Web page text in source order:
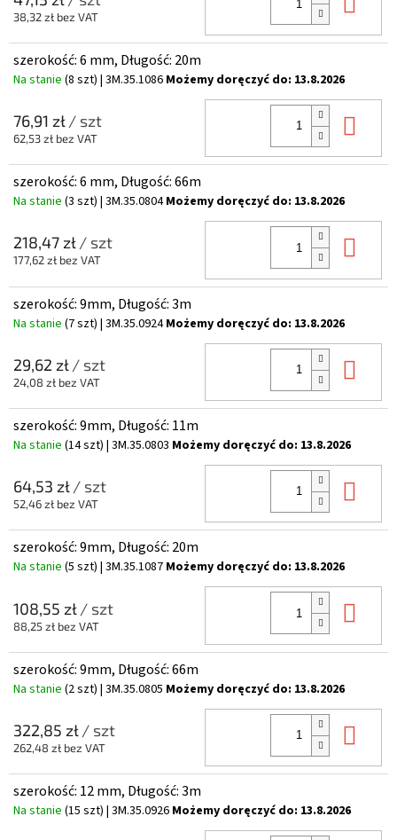
38,32 zł bez VAT
szerokość: 6 mm, Długość: 20m
Na stanie (8 szt) | 3M.35.1086 Możemy doręczyć do: 13.8.2026
76,91 zł/ szt
62,53 zł bez VAT
szerokość: 6 mm, Długość: 66m
Na stanie (3 szt) | 3M.35.0804Możemy doręczyć do: 13.8.2026
218,47 zł/ szt
177,62 zł bez VAT
szerokość: 9mm, Długość: 3m
Na stanie (7 szt) | 3M.35.0924Możemy doręczyć do: 13.8.2026
29,62 zł/ szt
24,08 zł bez VAT
szerokość: 9mm, Długość: 11m
Na stanie (14 szt) | 3M.35.0803 Możemy doręczyć do: 13.8.2026
64,53 zł/ szt
52,46 zł bez VAT
szerokość: 9mm, Długość: 20m
Na stanie (5 szt) | 3M.35.1087 Możemy doręczyć do: 13.8.2026
108,55 zł/ szt
88,25 zł bez VAT
szerokość: 9mm, Długość: 66m
Na stanie (2 szt) | 3M.35.0805 Możemy doręczyć do: 13.8.2026
322,85 zł/ szt
262,48 zł bez VAT
szerokość: 12 mm, Długość: 3m
Na stanie (15 szt) | 3M.35.0926 Możemy doręczyć do: 13.8.2026